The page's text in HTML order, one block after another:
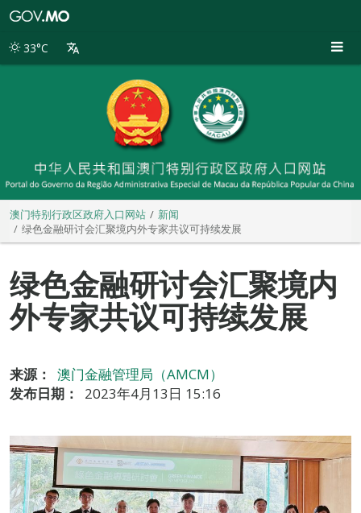
别
33°C
澳门特别行政区政府入口网站
新闻
绿色金融研讨会汇聚境内外专家共议可持续发展
绿色金融研讨会汇聚境内
外专家共议可持续发展
来源：
澳门金融管理局（AMCM）
发布日期：
2023年4月13日 15:16